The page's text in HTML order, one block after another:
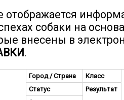
отображается
собаки на
внесены в
.
Город / Страна
Класс
Статус
Результат